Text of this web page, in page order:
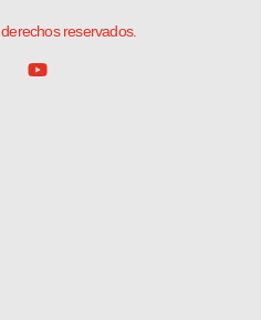
reservados.